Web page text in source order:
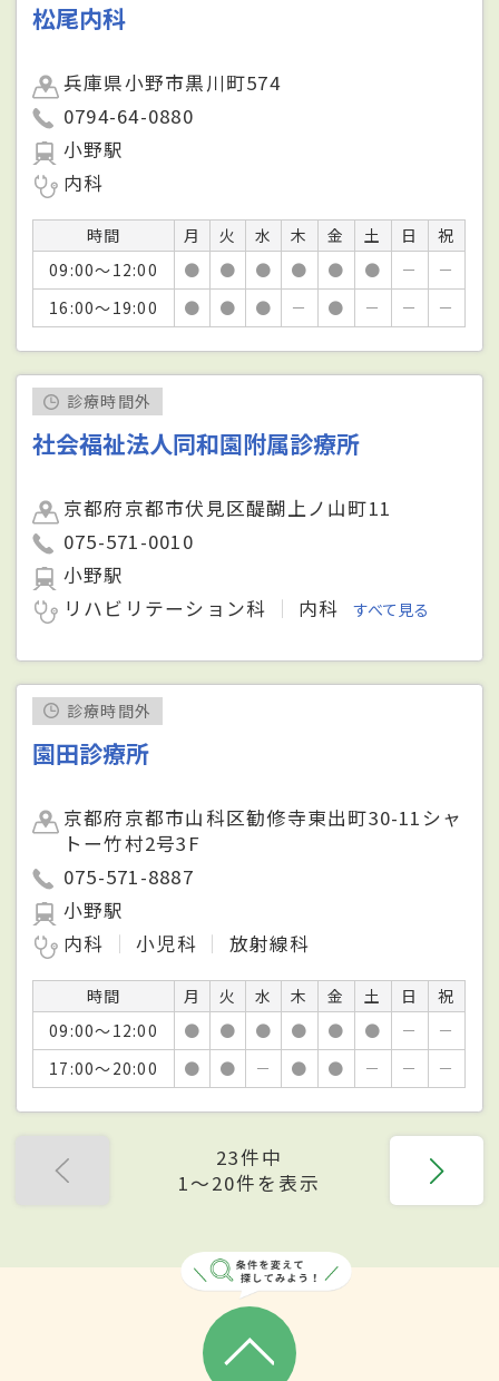
松尾内科
兵庫県小野市黒川町574
0794-64-0880
小野駅
内科
時間 月 火 水 木 金 土 日
祝
09:00～12:00
● ● ● ● ● ● －
－
16:00～19:00
● ● ● － ● － － －
診療時間外
社会福祉法人同和園附属診療所
京都府京都市伏見区醍醐上ノ山町11
075-571-0010
小野駅
リハビリテーション科
内科 すべて見る
診療時間外
園田診療所
京都府京都市山科区勧修寺東出町30-11シャ
トー竹村2号3F
075-571-8887
小野駅
内科
小児科 放射線科
時間 月 火 水 木 金 土 日
祝
09:00～12:00
● ● ● ● ● ● －
－
17:00～20:00
● ● － ● ● － － －
23件中
1〜20件を表示